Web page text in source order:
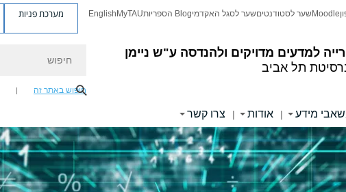
למדעים מדויקים ולהנדסה ע"ש ניימן
תל אביב
Moodleשער לסטודנטיםשער לסגל האקדמיBlog הספריות MyTAU
English מערכת פניות
חיפוש באתר זה
מידע | אודות | צרו קשר